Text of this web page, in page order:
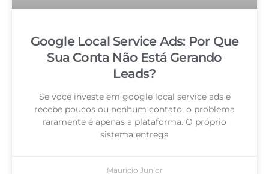
Google Local Service Ads: Por Que
Sua Conta Não Está Gerando
Leads?
Se você investe em google local service ads e
recebe poucos ou nenhum contato, o problema
raramente é apenas a plataforma. O próprio
sistema entrega
Mauricio Junior